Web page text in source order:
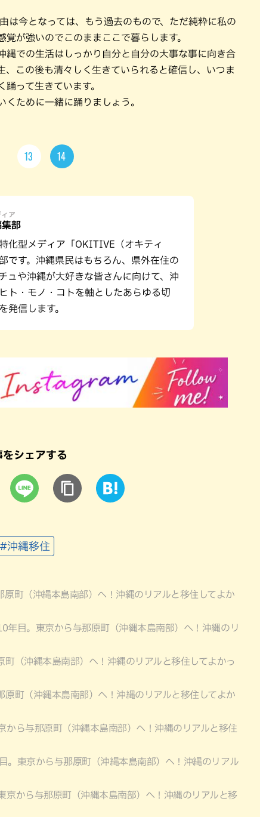
は今となっては、もう過去のもので、ただ純粋に私の
が強いのでこのままここで暮らします。
縄での生活はしっかり自分と自分の大事な事に向き合
、この後も清々しく生きていられると確信し、いつま
って生きています。
ために一緒に踊りましょう。
13 14
ア
部
化型メディア「OKITIVE（オキティ
です。沖縄県民はもちろん、県外在住の
ュや沖縄が大好きな皆さんに向けて、沖
ト・モノ・コトを軸としたあらゆる切
発信します。
をシェアする
#沖縄移住
町（沖縄本島南部）へ！沖縄のリアルと移住してよか
年目。東京から与那原町（沖縄本島南部）へ！沖縄のリ
（沖縄本島南部）へ！沖縄のリアルと移住してよかっ
町（沖縄本島南部）へ！沖縄のリアルと移住してよか
から与那原町（沖縄本島南部）へ！沖縄のリアルと移住
。東京から与那原町（沖縄本島南部）へ！沖縄のリアル
京から与那原町（沖縄本島南部）へ！沖縄のリアルと移